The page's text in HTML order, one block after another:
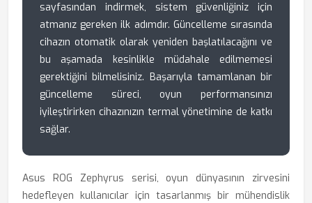
sayfasından indirmek, sistem güvenliğiniz için
atmanız gereken ilk adımdır. Güncelleme sırasında
cihazın otomatik olarak yeniden başlatılacağını ve
bu aşamada kesinlikle müdahale edilmemesi
gerektiğini bilmelisiniz. Başarıyla tamamlanan bir
güncelleme süreci, oyun performansınızı
iyileştirirken cihazınızın termal yönetimine de katkı
sağlar.
Asus ROG Zephyrus serisi, oyun dünyasının zirvesini
hedefleyen kullanıcılar için tasarlanmış bir mühendislik